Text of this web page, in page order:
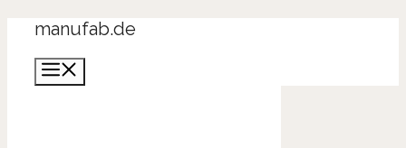
Zum
springen
manufab.de